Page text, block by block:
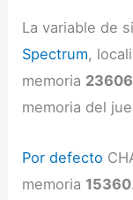
La variable de
Spectrum,
memoria 23606
memoria del
Por defecto
memoria 15360